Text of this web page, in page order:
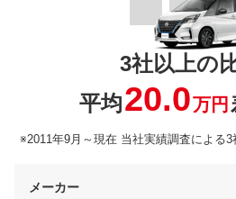
3社以上の
平均20.0万円
※2011年9月～現在 当社実績調査による
メーカー